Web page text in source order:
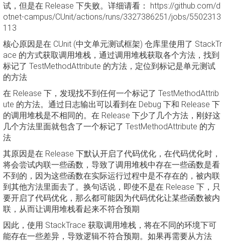
试，但是在 Release 下失败。详细请看： https://github.com/d
otnet-campus/CUnit/actions/runs/3327386251/jobs/5502313
113
核心原因是在 CUnit (中文单元测试框架) 仓库里使用了 StackTr
ace 的方式获取调用堆栈，通过调用堆栈获取各个方法，找到
标记了 TestMethodAttribute 的方法，定位到标记是单元测试
的方法
在 Release 下，发现找不到任何一个标记了 TestMethodAttrib
ute 的方法。通过日志输出可以看到在 Debug 下和 Release 下
的调用堆栈是不相同的。在 Release 下少了几个方法，刚好这
几个方法里面就包含了一个标记了 TestMethodAttribute 的方
法
其原因是在 Release 下默认开启了代码优化，在代码优化时，
将会尝试内联一些函数，导致了调用堆栈中存在一些函数是看
不到的，因为这些函数在实际运行过程中是不存在的，被内联
到其他方法里面去了。换句话说，即使不是在 Release 下，只
要开启了代码优化，那么都可能因为代码优化让某些函数被内
联，从而让调用堆栈看起来不符合预期
因此，使用 StackTrace 获取调用堆栈，将在不同的环境下可
能存在一些差异，导致逻辑不符合预期。如果再需要从方法